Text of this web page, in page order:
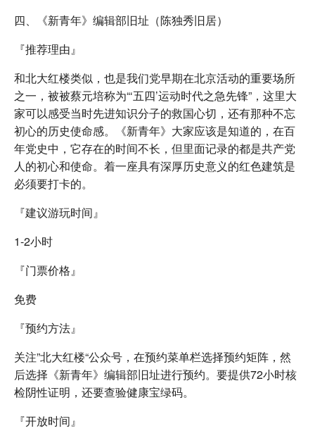
四、《新青年》编辑部旧址（陈独秀旧居）
『推荐理由』
和北大红楼类似，也是我们党早期在北京活动的重要场所
之一，被被蔡元培称为“‘五四’运动时代之急先锋”，这里大
家可以感受当时先进知识分子的救国心切，还有那种不忘
初心的历史使命感。《新青年》大家应该是知道的，在百
年党史中，它存在的时间不长，但里面记录的都是共产党
人的初心和使命。着一座具有深厚历史意义的红色建筑是
必须要打卡的。
『建议游玩时间』
1-2小时
『门票价格』
免费
『预约方法』
关注”北大红楼“公众号，在预约菜单栏选择预约矩阵，然
后选择《新青年》编辑部旧址进行预约。要提供72小时核
检阴性证明，还要查验健康宝绿码。
『开放时间』